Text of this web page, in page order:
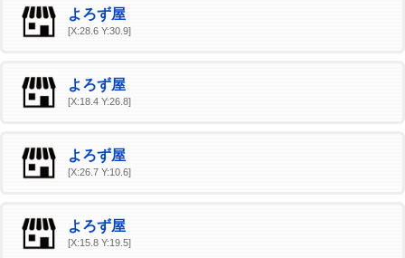
よろず屋
[X:28.6 Y:30.9]
よろず屋
[X:18.4 Y:26.8]
よろず屋
[X:26.7 Y:10.6]
よろず屋
[X:15.8 Y:19.5]